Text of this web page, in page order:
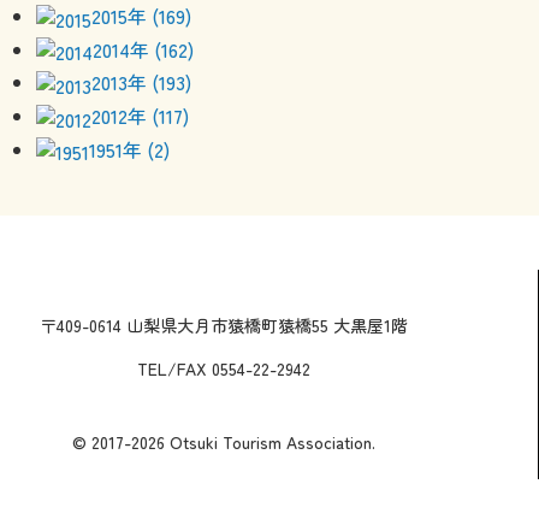
2015年 (169)
2014年 (162)
2013年 (193)
2012年 (117)
1951年 (2)
〒409-0614 山梨県大月市猿橋町猿橋55 大黒屋1階
TEL/FAX 0554-22-2942
© 2017-2026 Otsuki Tourism Association.